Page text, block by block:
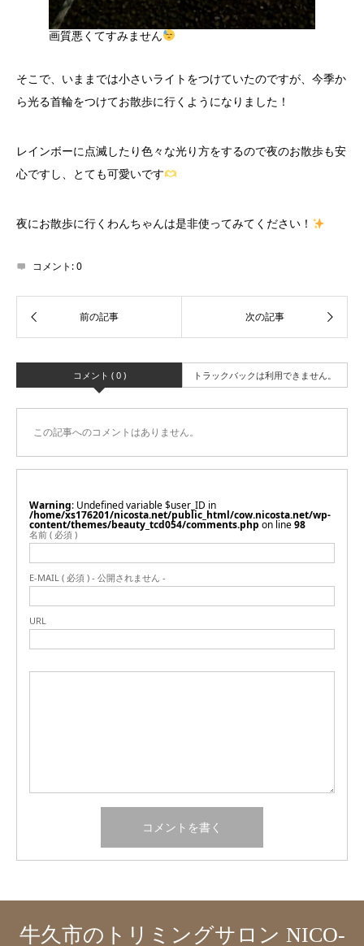
画質悪くてすみません
そこで、いままでは小さいライトをつけていたのですが、今季か
ら光る首輪をつけてお散歩に行くようになりました！
レインボーに点滅したり色々な光り方をするので夜のお散歩も安
心ですし、とても可愛いです
夜にお散歩に行くわんちゃんは是非使ってみてください！
コメント:0
コメント ( 0 ) トラックバックは利用できません。
この記事へのコメントはありません。
Warning : Undefined variable $user_ID in
/home/xs176201/nicosta.net/public_html/cow.nicosta.net/wp-
content/themes/beauty_tcd054/comments.php on line98
名前 ( 必須 )
E-MAIL ( 必須 ) - 公開されません -
URL
牛久市のトリミングサロン NICO-